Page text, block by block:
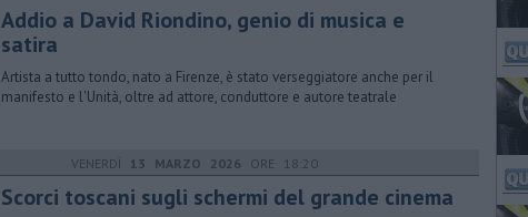
Addio a David Riondino, genio di musica e
satira
Artista a tutto tondo, nato a Firenze, è stato verseggiatore anche per il
manifesto e l'Unità, oltre ad attore, conduttore e autore teatrale
VENERDÌ 13 MARZO 2026 ORE 18:20
Scorci toscani sugli schermi del grande cinema